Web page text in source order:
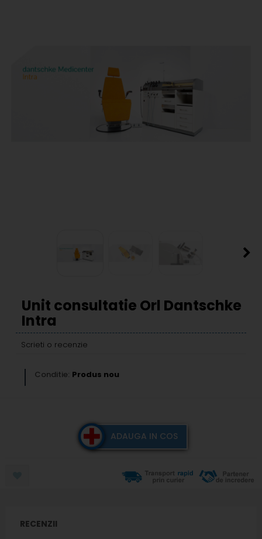
Unit consultatie Orl Dantschke
Intra
Scrieti o recenzie
Conditie: Produs nou
ADAUGA IN COS
RECENZII